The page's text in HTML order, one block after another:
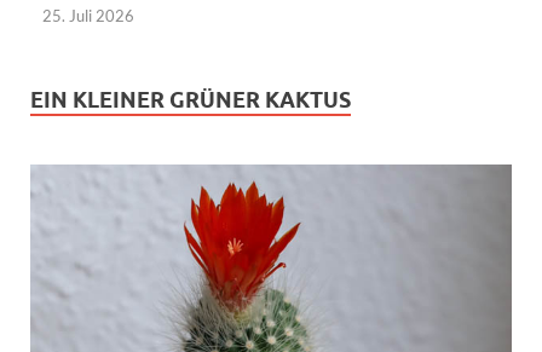
25. Juli 2026
EIN KLEINER GRÜNER KAKTUS